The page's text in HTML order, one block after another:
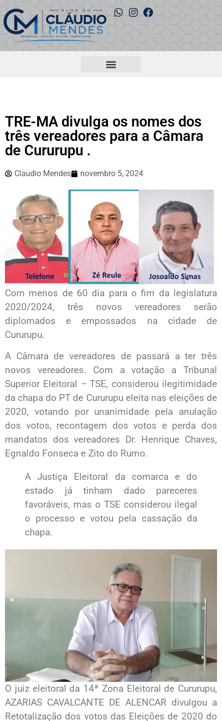
TRE-MA divulga os nomes dos
três vereadores para a Câmara
de Cururupu .
Claudio Mendes novembro 5, 2024
Com menos de 60 dia para o fim da legislatura
2020/2024, três novos vereadores serão
diplomados e empossados na cidade de
Cururupu.
A Câmara de vereadores de passará a ter três
novos vereadores. Com a votação a Tribunal
Superior Eleitoral – TSE, considerou ilegitimidade
da chapa do PT de Cururupu eleita nas eleições de
2020, votando por unanimidade pela anulação
dos votos, recontagem dos votos e perda dos
mandatos dos vereadores Dr. Henrique Chaves,
Egnaldo Fonseca e Zito do Rumo.
A Justiça Eleitoral da comarca e do
estado já tinham dado pareceres
favoráveis, mas o TSE considerou ilegal
o processo e votou pela cassação da
chapa.
O juiz eleitoral da 14ª Zona Eleitoral de Cururupu,
AZARIAS CAVALCANTE DE ALENCAR divulgou a
Retotalização dos votos das Eleições de 2020 do